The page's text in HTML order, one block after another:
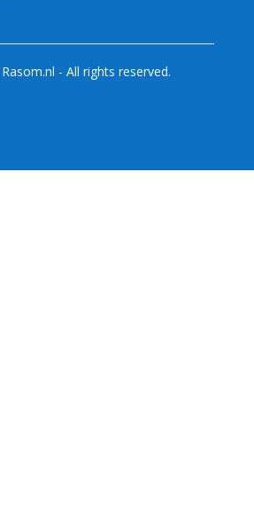
- All rights reserved.